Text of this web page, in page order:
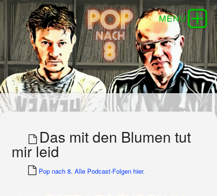
Das mit den Blumen tut
mir leid
Pop nach 8. Alle Podcast-Folgen hier.